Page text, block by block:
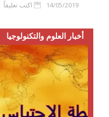
14/05/2019 اكتب تعليقاً
أخبار العلوم والتكنولوجيا